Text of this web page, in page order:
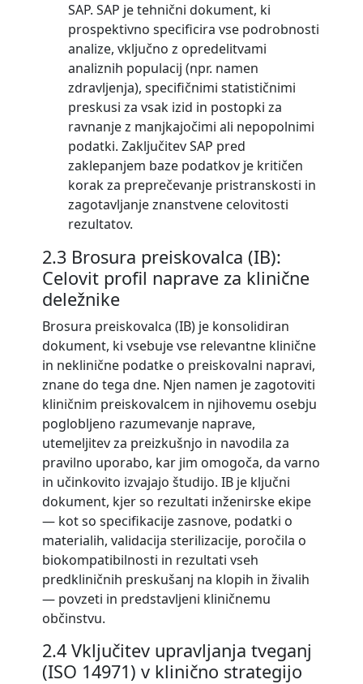
SAP. SAP je tehnični dokument, ki
prospektivno specificira vse podrobnosti
analize, vključno z opredelitvami
analiznih populacij (npr. namen
zdravljenja), specifičnimi statističnimi
preskusi za vsak izid in postopki za
ravnanje z manjkajočimi ali nepopolnimi
podatki. Zaključitev SAP pred
zaklepanjem baze podatkov je kritičen
korak za preprečevanje pristranskosti in
zagotavljanje znanstvene celovitosti
rezultatov.
2.3 Brosura preiskovalca (IB):
Celovit profil naprave za klinične
deležnike
Brosura preiskovalca (IB) je konsolidiran
dokument, ki vsebuje vse relevantne klinične
in neklinične podatke o preiskovalni napravi,
znane do tega dne. Njen namen je zagotoviti
kliničnim preiskovalcem in njihovemu osebju
poglobljeno razumevanje naprave,
utemeljitev za preizkušnjo in navodila za
pravilno uporabo, kar jim omogoča, da varno
in učinkovito izvajajo študijo. IB je ključni
dokument, kjer so rezultati inženirske ekipe
— kot so specifikacije zasnove, podatki o
materialih, validacija sterilizacije, poročila o
biokompatibilnosti in rezultati vseh
predkliničnih preskušanj na klopih in živalih
— povzeti in predstavljeni kliničnemu
občinstvu.
2.4 Vključitev upravljanja tveganj
(ISO 14971) v klinično strategijo